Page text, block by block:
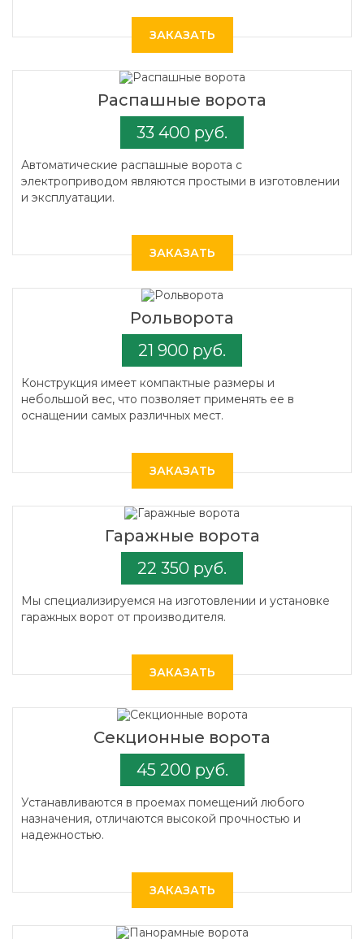
ЗАКАЗАТЬ
Распашные ворота
33 400 руб.
Автоматические распашные ворота с
электроприводом являются простыми в изготовлении
и эксплуатации.
ЗАКАЗАТЬ
Рольворота
21 900 руб.
Конструкция имеет компактные размеры и
небольшой вес, что позволяет применять ее в
оснащении самых различных мест.
ЗАКАЗАТЬ
Гаражные ворота
22 350 руб.
Мы специализируемся на изготовлении и установке
гаражных ворот от производителя.
ЗАКАЗАТЬ
Секционные ворота
45 200 руб.
Устанавливаются в проемах помещений любого
назначения, отличаются высокой прочностью и
надежностью.
ЗАКАЗАТЬ